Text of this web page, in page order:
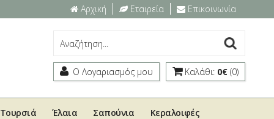
Αρχική Εταιρεία Επικοινωνία
Ο Λογαριασμός μου Καλάθι: 0€ (0)
Τουρσιά Έλαια Σαπούνια Κεραλοιφές